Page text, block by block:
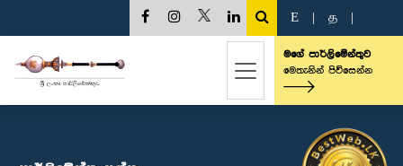
E த
මගේ පාර්ලිමේන්තුව
මෙතැනින් පිවිසෙන්න